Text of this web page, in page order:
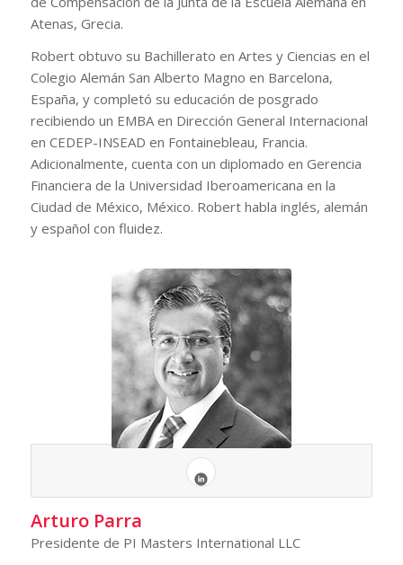
Atenas, Grecia.
Robert obtuvo su Bachillerato en Artes y Ciencias en el
Colegio Alemán San Alberto Magno en Barcelona,
España, y completó su educación de posgrado
recibiendo un EMBA en Dirección General Internacional
en CEDEP-INSEAD en Fontainebleau, Francia.
Adicionalmente, cuenta con un diplomado en Gerencia
Financiera de la Universidad Iberoamericana en la
Ciudad de México, México. Robert habla inglés, alemán
y español con fluidez.
Arturo Parra
Presidente de PI Masters International LLC